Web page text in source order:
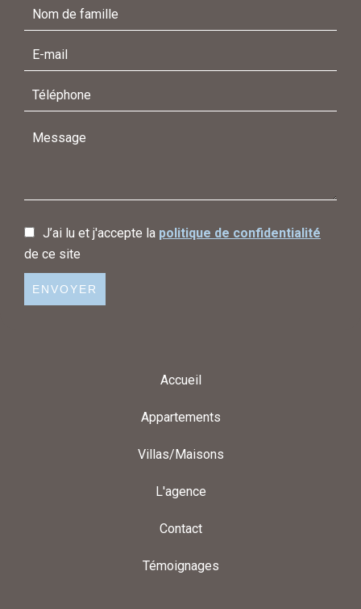
J’ai lu et j'accepte la politique de confidentialité
de ce site
ENVOYER
Accueil
Appartements
Villas/Maisons
L'agence
Contact
Témoignages